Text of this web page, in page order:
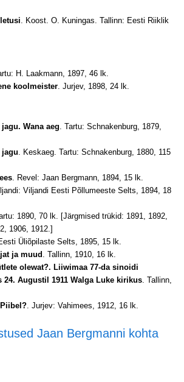
. Koost. O. Kuningas. Tallinn: Eesti Riiklik
H. Laakmann, 1897, 46 lk.
koolmeister. Jurjev, 1898, 24 lk.
Wana aeg. Tartu: Schnakenburg, 1879,
. Keskaeg. Tartu: Schnakenburg, 1880, 115
. Revel: Jaan Bergmann, 1894, 15 lk.
Viljandi Eesti Põllumeeste Selts, 1894, 18
1890, 70 lk. [Järgmised trükid: 1891, 1892,
1906, 1912.]
Üliõpilaste Selts, 1895, 15 lk.
ja muud . Tallinn, 1910, 16 lk.
olewat?. Liiwimaa 77-da sinoidi
24. Augustil 1911 Walga Luke kirikus. Tallinn,
. Jurjev: Vahimees, 1912, 16 lk.
Jaan Bergmanni kohta